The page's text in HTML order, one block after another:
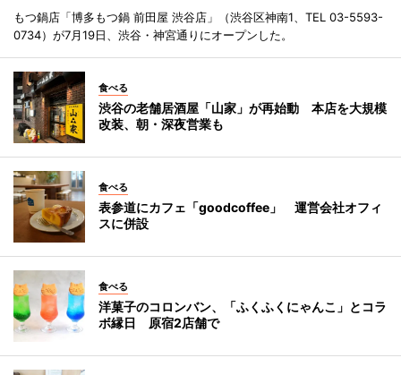
もつ鍋店「博多もつ鍋 前田屋 渋谷店」（渋谷区神南1、TEL 03-5593-
0734）が7月19日、渋谷・神宮通りにオープンした。
食べる
渋谷の老舗居酒屋「山家」が再始動 本店を大規模
改装、朝・深夜営業も
食べる
表参道にカフェ「goodcoffee」 運営会社オフィ
スに併設
食べる
洋菓子のコロンバン、「ふくふくにゃんこ」とコラ
ボ縁日 原宿2店舗で